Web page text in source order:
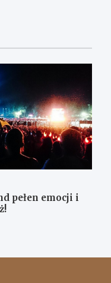
pełen emocji i